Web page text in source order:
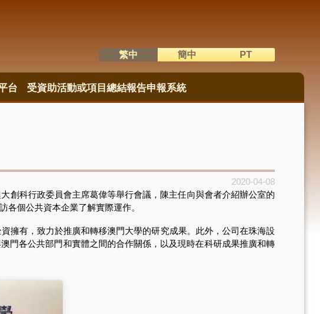
語系切換
繁中 簡中 PT
台 受資助活動或項目總結報告申報系統
2020-04-08
科行政委員會主席葛偉等舉行會議，陳主任向與會者介紹辦公室的
個公共資本企業了解實際運作。
有，致力於推廣和轉移澳門大學的研究成果。此外，公司在珠海設
門各公共部門和實體之間的合作關係，以及現時在科研成果推廣和轉